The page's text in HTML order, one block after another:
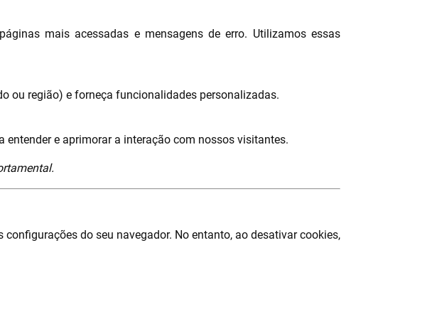
mais acessadas e mensagens de erro. Utilizamos essas
ou região) e forneça funcionalidades personalizadas.
e aprimorar a interação com nossos visitantes.
do seu navegador. No entanto, ao desativar cookies,